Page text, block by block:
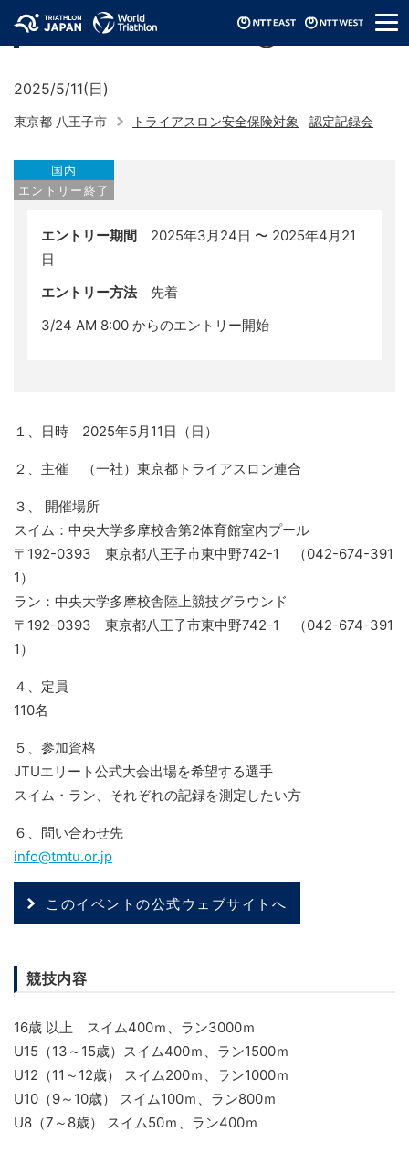
メ
ニ
認定記録会（2025/東京都③）
2025/5/11(日)
東京都 八王子市 トライアスロン安全保険対象 認定記録会
国内
エントリー終了
エントリー期間 2025年3月24日 〜 2025年4月21
日
エントリー方法先着
3/24 AM 8:00 からのエントリー開始
１、日時 2025年5月11日（日）
２、主催 （一社）東京都トライアスロン連合
３、 開催場所
スイム：中央大学多摩校舎第2体育館室内プール
〒192-0393 東京都八王子市東中野742-1 （042-674-391
1）
ラン：中央大学多摩校舎陸上競技グラウンド
〒192-0393 東京都八王子市東中野742-1 （042-674-391
1）
４、定員
110名
５、参加資格
JTUエリート公式大会出場を希望する選手
スイム・ラン、それぞれの記録を測定したい方
６、問い合わせ先
info@tmtu.or.jp
このイベントの公式ウェブサイトへ
競技内容
16歳 以上 スイム400ｍ、ラン3000ｍ
U15（13～15歳）スイム400ｍ、ラン1500ｍ
U12（11～12歳） スイム200ｍ、ラン1000ｍ
U10（9～10歳） スイム100ｍ、ラン800ｍ
U8（7～8歳） スイム50ｍ、ラン400ｍ